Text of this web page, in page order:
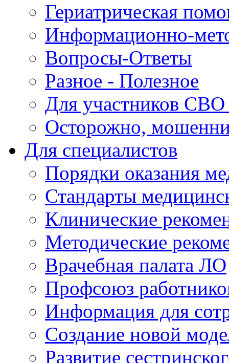
Гериатрическая
Информационно-
Вопросы-Ответы
Разное - Полезное
Для участников СВО
Осторожно,
Для специалистов
Порядки оказания
Стандарты
Клинические
Методические
Врачебная палата ЛО
Профсоюз
Информация для
Создание новой
Развитие